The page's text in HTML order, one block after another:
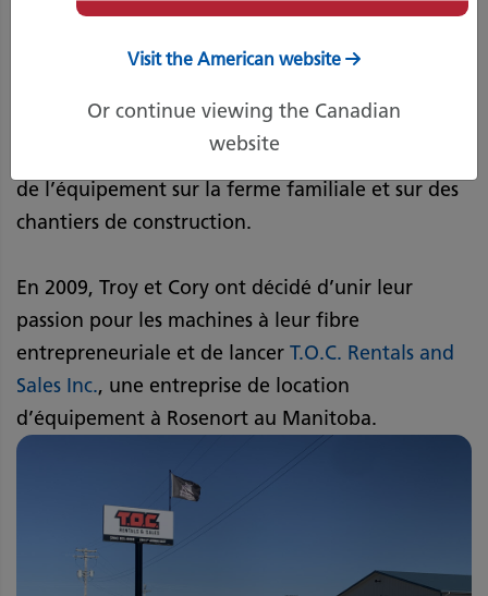
Troy et Cory Goossen ont toujours été passionnés
Ayant grandi sur une ferme du sud du Manitoba,
les deux frères ont regardé leur père manœuvrer
de l’équipement sur la ferme familiale et sur des
chantiers de construction.
En 2009, Troy et Cory ont décidé d’unir leur
passion pour les machines à leur fibre
entrepreneuriale et de lancer T.O.C. Rentals and
Sales Inc., une entreprise de location
d’équipement à Rosenort au Manitoba.
Visit the American website
Or continue viewing the Canadian
website